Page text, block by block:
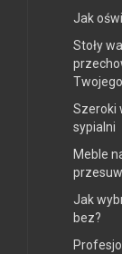
Jak
Stoły
Szeroki
sypialni
Meble
Jak
bez?